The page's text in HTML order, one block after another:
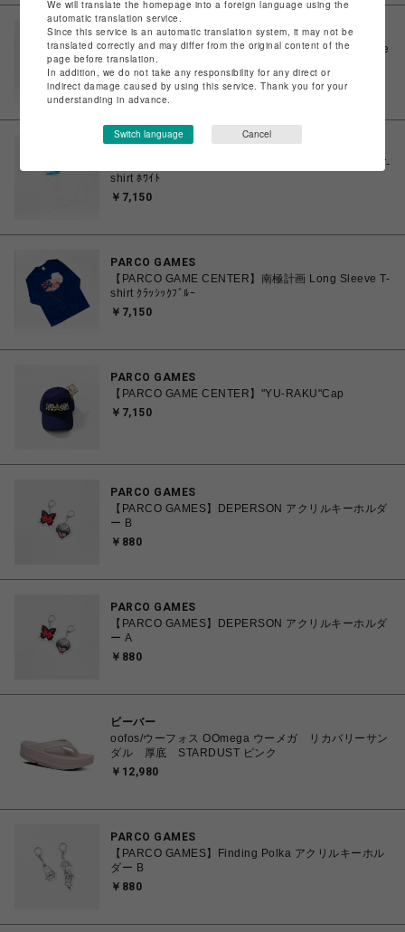
PARCO GAMES
【PARCO GAME CENTER】Paintbrush Long Sleeve
T-shirt ﾎﾜｲﾄ
￥7,150
PARCO GAMES
【PARCO GAME CENTER】南極計画 Long Sleeve T-
shirt ﾎﾜｲﾄ
￥7,150
PARCO GAMES
【PARCO GAME CENTER】南極計画 Long Sleeve T-
shirt ｸﾗｯｼｯｸﾌﾞﾙｰ
￥7,150
PARCO GAMES
【PARCO GAME CENTER】"YU-RAKU"Cap
￥7,150
PARCO GAMES
【PARCO GAMES】DEPERSON アクリルキーホルダ
ー B
￥880
PARCO GAMES
【PARCO GAMES】DEPERSON アクリルキーホルダ
ー A
￥880
ビーバー
oofos/ウーフォス OOmega ウーメガ リカバリーサン
ダル 厚底 STARDUST ピンク
￥12,980
PARCO GAMES
【PARCO GAMES】Finding Polka アクリルキーホル
ダー B
￥880
We will translate the homepage into a foreign language using the
automatic translation service.
Since this service is an automatic translation system, it may not be
translated correctly and may differ from the original content of the
page before translation.
In addition, we do not take any responsibility for any direct or
indirect damage caused by using this service. Thank you for your
understanding in advance.
Switch language Cancel